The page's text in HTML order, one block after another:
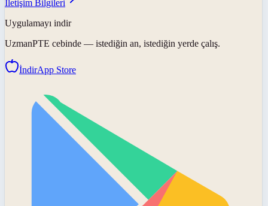
İletişim Bilgileri
Uygulamayı indir
UzmanPTE cebinde — istediğin an, istediğin yerde çalış.
İndirApp Store